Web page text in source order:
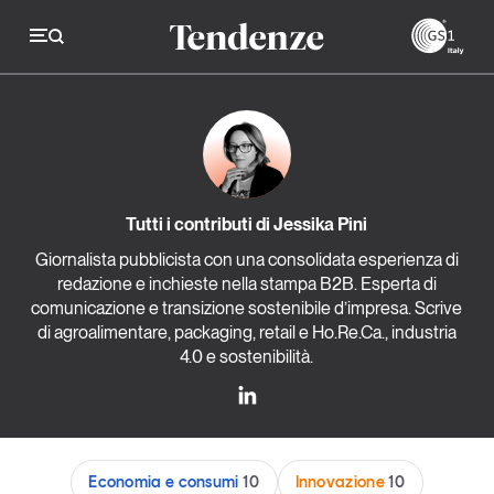
Tendenze
Economia e consumi
Innovazione
Logistica
Retail e brand
Sostenibilità
Magazine Studi e ricerche
Tutti i contributi di Jessika Pini
Giornalista pubblicista con una consolidata esperienza di
redazione e inchieste nella stampa B2B. Esperta di
comunicazione e transizione sostenibile d’impresa. Scrive
di agroalimentare, packaging, retail e Ho.Re.Ca., industria
4.0 e sostenibilità.
Economia e consumi 10 Innovazione10